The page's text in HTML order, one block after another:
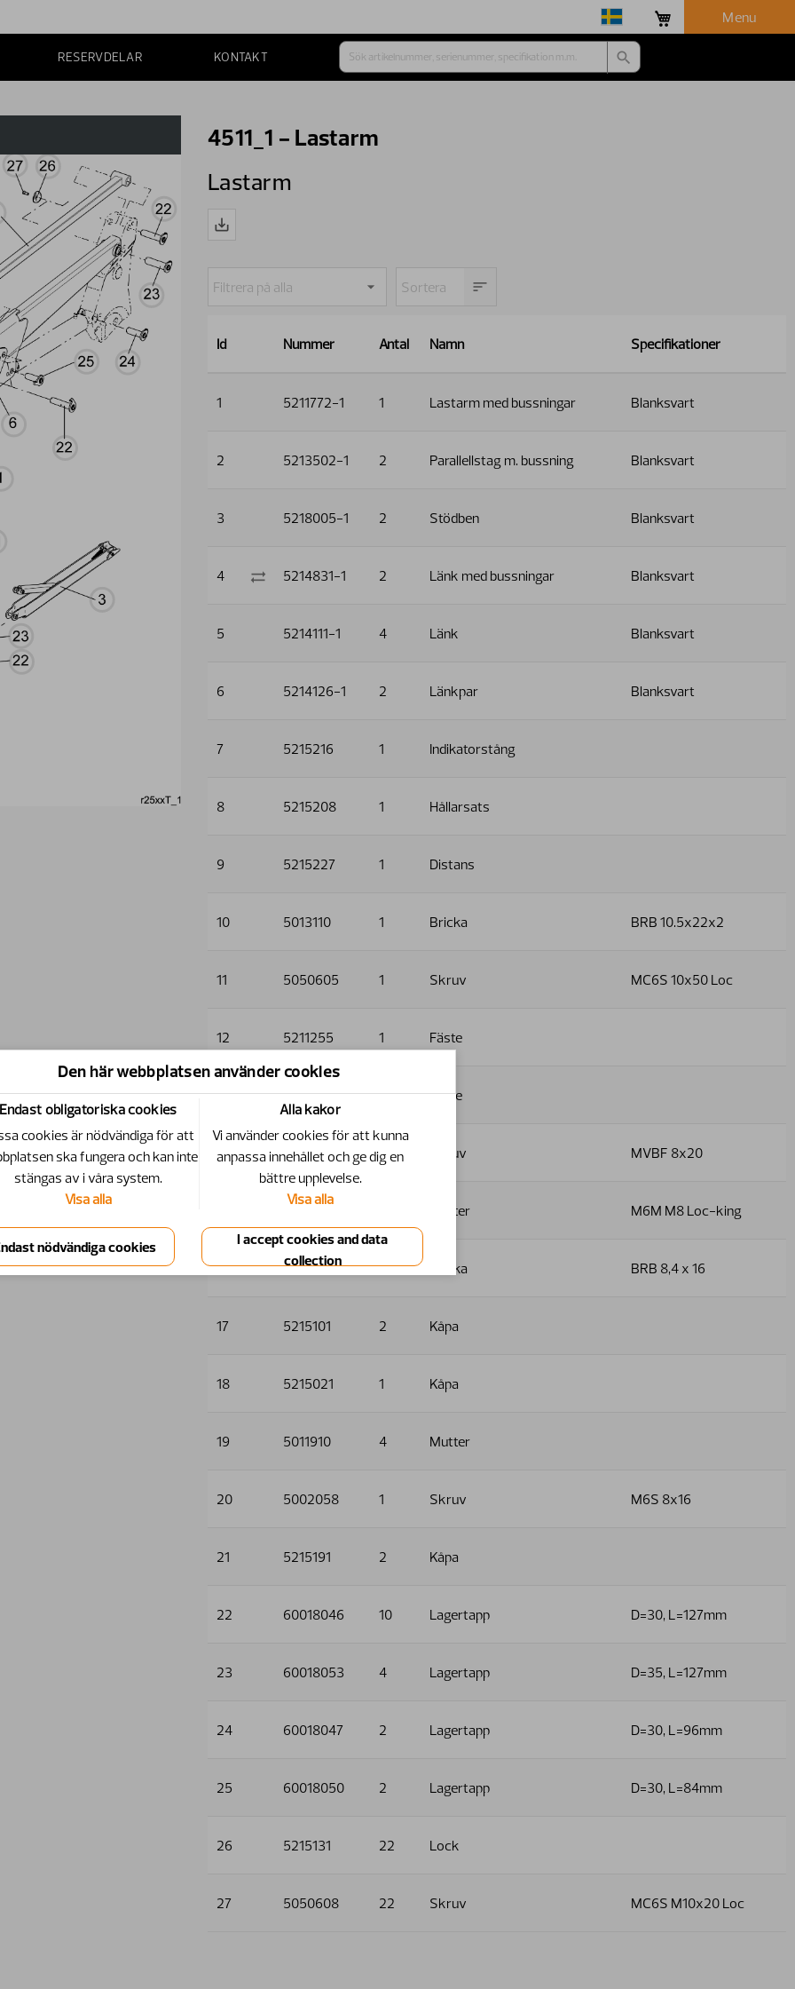
Menu
RESERVDELAR KONTAKT
4511_1 - Lastarm
Lastarm
Id Nummer Antal Namn Specifikationer
1 5211772-1 1 Lastarm med bussningar Blanksvart
2 5213502-1 2 Parallellstag m. bussning Blanksvart
3 5218005-1 2 Stödben Blanksvart
4 5214831-1 2 Länk med bussningar Blanksvart
5 5214111-1 4 Länk Blanksvart
6 5214126-1 2 Länkpar Blanksvart
7 5215216 1 Indikatorstång
8 5215208 1 Hållarsats
9 5215227 1 Distans
10 5013110 1 Bricka BRB 10.5x22x2
11 5050605 1 Skruv MC6S 10x50 Loc
12 5211255 1 Fäste
13 5211256 1 Fäste
14 5006001 4 Skruv MVBF 8x20
5011553 Mutter M6M M8 Loc-king
16 5013101 5 Bricka BRB 8,4 x 16
17 5215101 2 Kåpa
18 5215021 1 Kåpa
19 5011910 4 Mutter
20 5002058 1 Skruv M6S 8x16
21 5215191 2 Kåpa
22 60018046 10 Lagertapp D=30, L=127mm
23 60018053 4 Lagertapp D=35, L=127mm
24 60018047 2 Lagertapp D=30, L=96mm
25 60018050 2 Lagertapp D=30, L=84mm
26 5215131 22 Lock
27 5050608 22 Skruv MC6S M10x20 Loc
Den här webbplatsen använder cookies
Endast obligatoriska cookies
cookies är nödvändiga för att
ska fungera och kan inte
stängas av i våra system.
Visa alla
Alla kakor
Vi använder cookies för att kunna
anpassa innehållet och ge dig en
bättre upplevelse.
Visa alla